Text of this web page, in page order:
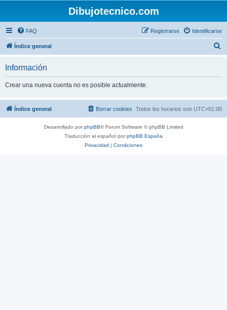
Dibujotecnico.com
FAQ Identificarse
Registrarse
Índice general
r
Información
Crear una nueva cuenta no es posible actualmente.
Índice general Todos los horarios son UTC+01:00
Borrar cookies
Desarrollado porphpBB® Forum Software © phpBB Limited
Traducción al español porphpBB España
Privacidad | Condiciones